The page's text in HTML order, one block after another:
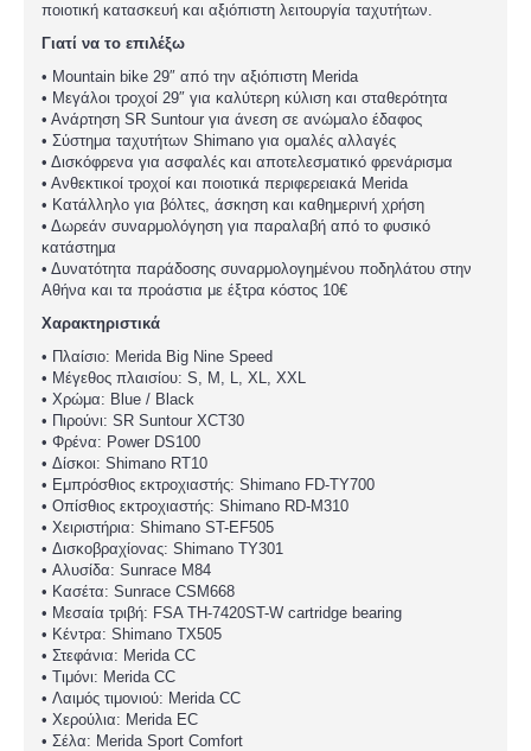
ποιοτική κατασκευή και αξιόπιστη λειτουργία ταχυτήτων.
Γιατί να το επιλέξω
• Mountain bike 29″ από την αξιόπιστη Merida
• Μεγάλοι τροχοί 29″ για καλύτερη κύλιση και σταθερότητα
• Ανάρτηση SR Suntour για άνεση σε ανώμαλο έδαφος
• Σύστημα ταχυτήτων Shimano για ομαλές αλλαγές
• Δισκόφρενα για ασφαλές και αποτελεσματικό φρενάρισμα
• Ανθεκτικοί τροχοί και ποιοτικά περιφερειακά Merida
• Κατάλληλο για βόλτες, άσκηση και καθημερινή χρήση
• Δωρεάν συναρμολόγηση για παραλαβή από το φυσικό
κατάστημα
• Δυνατότητα παράδοσης συναρμολογημένου ποδηλάτου στην
Αθήνα και τα προάστια με έξτρα κόστος 10€
Χαρακτηριστικά
• Πλαίσιο: Merida Big Nine Speed
• Μέγεθος πλαισίου: S, M, L, XL, XXL
• Χρώμα: Blue / Black
• Πιρούνι: SR Suntour XCT30
• Φρένα: Power DS100
• Δίσκοι: Shimano RT10
• Εμπρόσθιος εκτροχιαστής: Shimano FD-TY700
• Οπίσθιος εκτροχιαστής: Shimano RD-M310
• Χειριστήρια: Shimano ST-EF505
• Δισκοβραχίονας: Shimano TY301
• Αλυσίδα: Sunrace M84
• Κασέτα: Sunrace CSM668
• Μεσαία τριβή: FSA TH-7420ST-W cartridge bearing
• Κέντρα: Shimano TX505
• Στεφάνια: Merida CC
• Τιμόνι: Merida CC
• Λαιμός τιμονιού: Merida CC
• Χερούλια: Merida EC
• Σέλα: Merida Sport Comfort